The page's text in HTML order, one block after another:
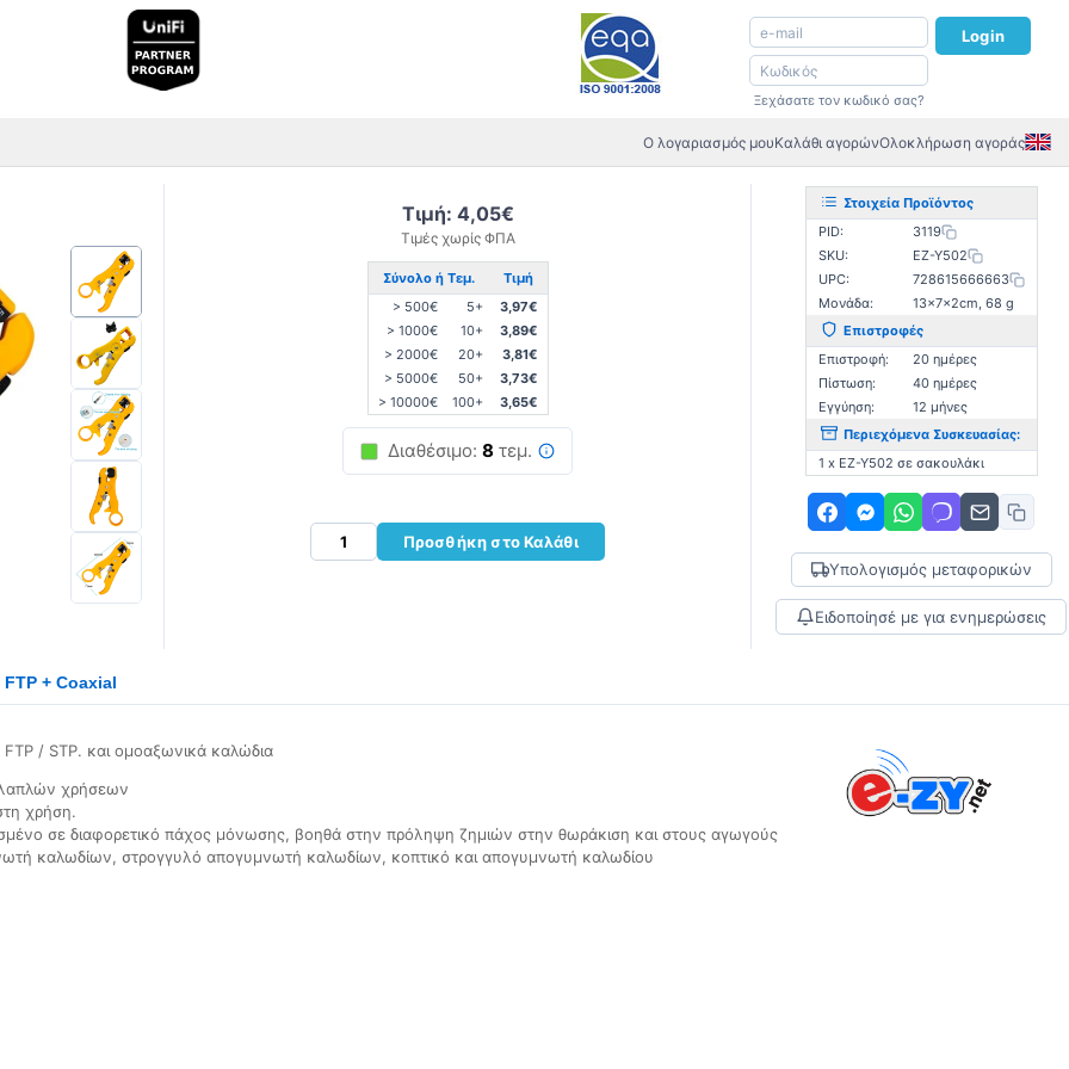
Login
Ξεχάσατε τον κωδικό σας?
Ο λογαριασμός μουΚαλάθι αγορώνΟλοκλήρωση αγοράς
Τιμή: 4,05€
Τιμές χωρίς ΦΠΑ
Σύνολο ή Τεμ.
Τιμή
> 500€
5+
3,97€
> 1000€
10+
3,89€
> 2000€
20+
3,81€
> 5000€
50+
3,73€
> 10000€
100+ 3,65€
Διαθέσιμο: 8 τεμ.
Προσθήκη στο Καλάθι
Στοιχεία Προϊόντος
PID:
3119
SKU:
EZ-Y502
UPC:
728615666663
Μονάδα:
13×7×2cm, 68 g
Επιστροφές
Επιστροφή:
20 ημέρες
Πίστωση:
40 ημέρες
Εγγύηση:
12 μήνες
Περιεχόμενα Συσκευασίας:
1 x EZ-Y502 σε σακουλάκι
Υπολογισμός μεταφορικών
Ειδοποίησέ με για ενημερώσεις
+ Coaxial
/ STP. και ομοαξωνικά καλώδια
χρήσεων
χρήση.
σε διαφορετικό πάχος μόνωσης, βοηθά στην πρόληψη ζημιών στην θωράκιση και στους αγωγούς
καλωδίων, στρογγυλό απογυμνωτή καλωδίων, κοπτικό και απογυμνωτή καλωδίου